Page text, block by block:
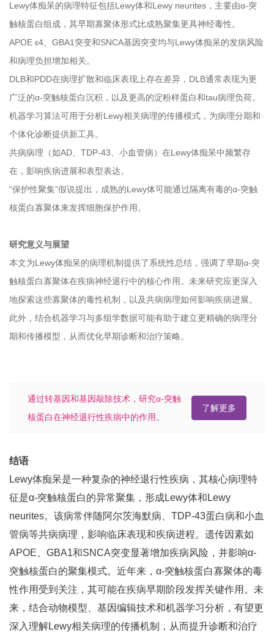
Lewy体痴呆的病理特征包括Lewy体和Lewy neurites，主要由α-突
触核蛋白组成，其早期寡聚体形式比成熟聚集更具神经毒性。
APOE ε4、GBA1突变和SNCA基因突变均与Lewy体痴呆的发病风险
和病理负担增加相关。
DLB和PDD在病理扩散和临床表现上存在差异，DLB通常表现为更
广泛的α-突触核蛋白沉积，以及更高的淀粉样蛋白和tau病理负荷。
机器学习算法可用于分析Lewy相关病理的传播模式，为病理分期和
个体化诊断提供新工具。
共病病理（如AD、TDP-43、小血管病）在Lewy体痴呆中频繁存
在，影响疾病进展和表型表达。
“保护性聚集”假说提出，成熟的Lewy体可能通过隔离有毒的α-突触
核蛋白寡聚体来发挥细胞保护作用。
研究意义与展望
本文为Lewy体痴呆的病理机制提供了系统性总结，强调了早期α-突
触核蛋白寡聚体在疾病神经退行中的核心作用。未来研究应更深入
地探索这些寡聚体的毒性机制，以及共病病理如何影响疾病进展。
此外，结合机器学习与多组学数据可能有助于建立更精确的病理分
期和传播模型，从而优化早期诊断和治疗策略。
通过转基因和基因敲除技术，研究α-突触
核蛋白在神经退行性疾病中的作用。
了解更多
结语
Lewy体痴呆是一种复杂的神经退行性疾病，其核心病理特
征是α-突触核蛋白的异常聚集，形成Lewy体和Lewy
neurites。该病常伴随阿尔茨海默病、TDP-43蛋白病和小血
管病等共病病理，影响临床表现和疾病进程。遗传因素如
APOE、GBA1和SNCA突变显著增加疾病风险，并影响α-
突触核蛋白的聚集模式。近年来，α-突触核蛋白寡聚体的毒
性作用受到关注，其可能在疾病早期阶段发挥关键作用。未
来，结合动物模型、基因编辑技术和机器学习分析，有望更
深入理解Lewy相关病理的传播机制，从而提升诊断和治疗